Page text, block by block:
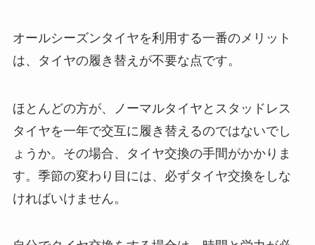
オールシーズンタイヤを利用する一番のメリット
は、タイヤの履き替えが不要な点です。
ほとんどの方が、ノーマルタイヤとスタッドレス
タイヤを一年で交互に履き替えるのではないでし
ょうか。その場合、タイヤ交換の手間がかかりま
す。季節の変わり目には、必ずタイヤ交換をしな
ければいけません。